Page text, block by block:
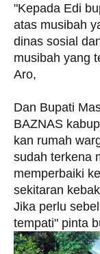
"Kepada Edi
atas musibah
dinas sosial
musibah yang
Aro,
Dan Bupati
BAZNAS
kan rumah
sudah terkena
memperbaiki
sekitaran
Jika perlu
tempati" pinta